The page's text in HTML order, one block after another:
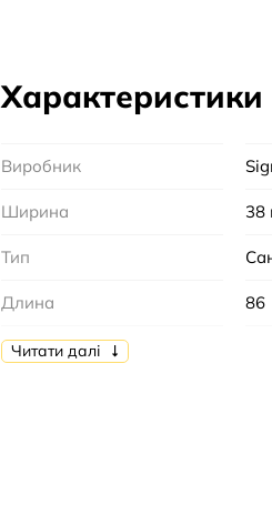
Характеристики
Виробник
Ширина 38
Тип
Длина 86
Количество мест
Читати далі